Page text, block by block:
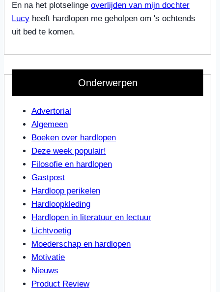
En na het plotselinge overlijden van mijn dochter
Lucy heeft hardlopen me geholpen om 's ochtends
uit bed te komen.
Onderwerpen
Advertorial
Algemeen
Boeken over hardlopen
Deze week populair!
Filosofie en hardlopen
Gastpost
Hardloop perikelen
Hardloopkleding
Hardlopen in literatuur en lectuur
Lichtvoetig
Moederschap en hardlopen
Motivatie
Nieuws
Product Review